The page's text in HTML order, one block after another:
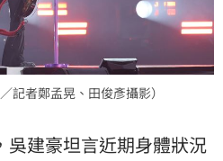
記者鄭孟晃、田俊彥攝影）
吳建豪坦言近期身體狀況